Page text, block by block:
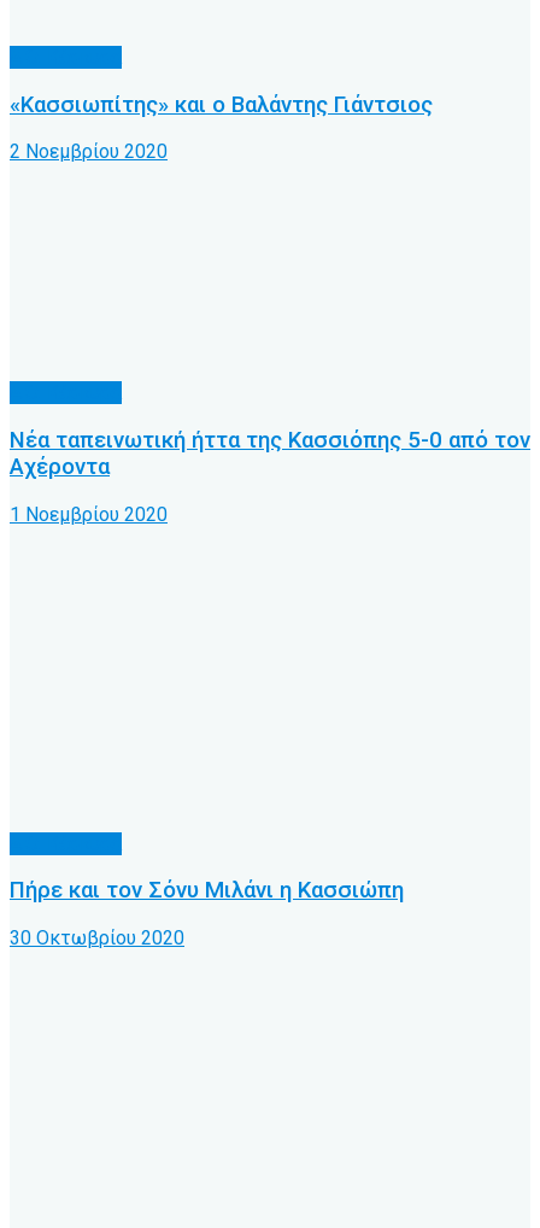
«Κασσιωπίτης» και ο Βαλάντης Γιάντσιος
2 Νοεμβρίου 2020
Νέα ταπεινωτική ήττα της Κασσιόπης 5-0 από τον
Αχέροντα
1 Νοεμβρίου 2020
Πήρε και τον Σόνυ Μιλάνι η Κασσιώπη
30 Οκτωβρίου 2020